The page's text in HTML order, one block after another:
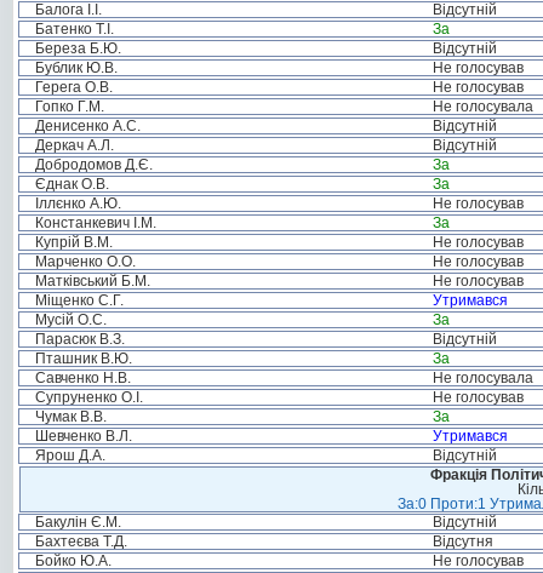
Балога І.І.
Відсутній
Батенко Т.І.
За
Береза Б.Ю.
Відсутній
Бублик Ю.В.
Не голосував
Герега О.В.
Не голосував
Гопко Г.М.
Не голосувала
Денисенко А.С.
Відсутній
Деркач А.Л.
Відсутній
Добродомов Д.Є.
За
Єднак О.В.
За
Іллєнко А.Ю.
Не голосував
Констанкевич І.М.
За
Купрій В.М.
Не голосував
Марченко О.О.
Не голосував
Матківський Б.М.
Не голосував
Міщенко С.Г.
Утримався
Мусій О.С.
За
Парасюк В.З.
Відсутній
Пташник В.Ю.
За
Савченко Н.В.
Не голосувала
Супруненко О.І.
Не голосував
Чумак В.В.
За
Шевченко В.Л.
Утримався
Ярош Д.А.
Відсутній
Фракція
За:0 Проти:1
Бакулін Є.М.
Відсутній
Бахтеєва Т.Д.
Відсутня
Бойко Ю.А.
Не голосував